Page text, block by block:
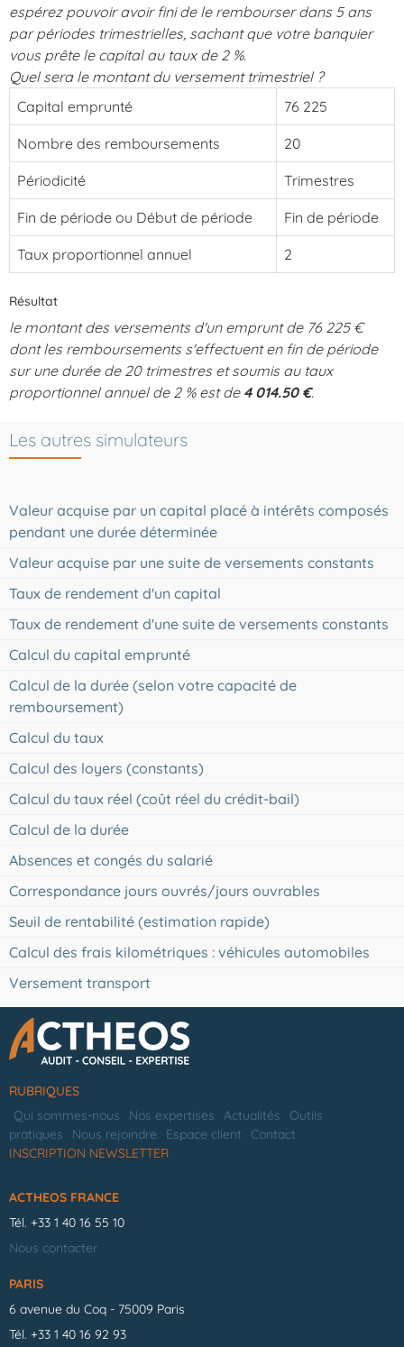
espérez pouvoir avoir fini de le rembourser dans 5 ans
par périodes trimestrielles, sachant que votre banquier
vous prête le capital au taux de 2 %.
Quel sera le montant du versement trimestriel ?
Capital emprunté
76 225
Nombre des remboursements 20
Périodicité Trimestres
Fin de période ou Début de période Fin de période
Taux proportionnel annuel 2
Résultat
le montant des versements d'un emprunt de 76 225 €
dont les remboursements s'effectuent en fin de période
sur une durée de 20 trimestres et soumis au taux
proportionnel annuel de 2 % est de 4 014.50 €.
Les autres simulateurs
Valeur acquise par un capital placé à intérêts composés
pendant une durée déterminée
Valeur acquise par une suite de versements constants
Taux de rendement d'un capital
Taux de rendement d'une suite de versements constants
Calcul du capital emprunté
Calcul de la durée (selon votre capacité de
remboursement)
Calcul du taux
Calcul des loyers (constants)
Calcul du taux réel (coût réel du crédit-bail)
Calcul de la durée
Absences et congés du salarié
Correspondance jours ouvrés/jours ouvrables
Seuil de rentabilité (estimation rapide)
Calcul des frais kilométriques : véhicules automobiles
Versement transport
RUBRIQUES
Qui sommes-nous
Nos expertises Actualités
Outils
pratiques
Nous rejoindre Espace client
Contact
INSCRIPTION NEWSLETTER
ACTHEOS FRANCE
Tél. +33 1 40 16 55 10
Nous contacter
PARIS
6 avenue du Coq - 75009 Paris
Tél. +33 1 40 16 92 93